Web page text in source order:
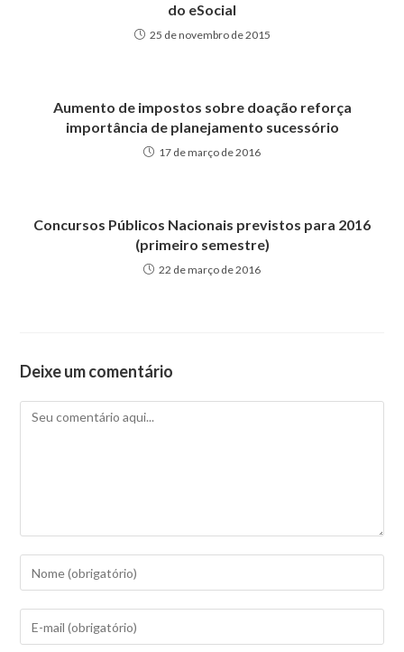
do eSocial
25 de novembro de 2015
Aumento de impostos sobre doação reforça
importância de planejamento sucessório
17 de março de 2016
Concursos Públicos Nacionais previstos para 2016
(primeiro semestre)
22 de março de 2016
Deixe um comentário